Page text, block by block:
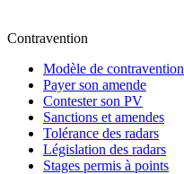
Contravention
Modèle de contravention
Payer son amende
Contester son PV
Sanctions et amendes
Tolérance des radars
Législation des radars
Stages permis à points